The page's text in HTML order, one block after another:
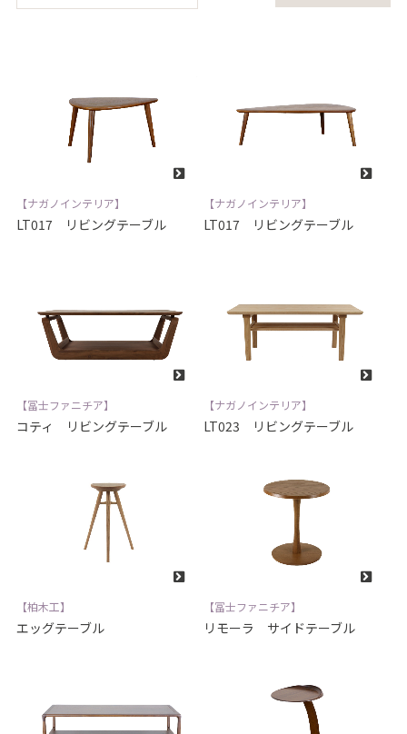
【ナガノインテリア】
LT017 リビングテーブル
【ナガノインテリア】
LT017 リビングテーブル
【冨士ファニチア】
コティ リビングテーブル
【ナガノインテリア】
LT023 リビングテーブル
【柏木工】
エッグテーブル
【冨士ファニチア】
リモーラ サイドテーブル